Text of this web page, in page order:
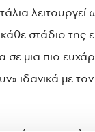
κάθε στάδιο
μια πιο
ιδανικά με